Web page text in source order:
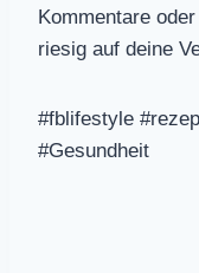
Kommentare
riesig auf deine
#fblifestyle
#Gesundheit